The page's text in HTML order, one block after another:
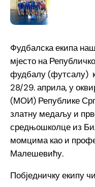
Фудбалска екипа
мјесто на
фудбалу (футсалу)
28/29. априла, у
(МОИ) Републике
златну медаљу и
средњошколце из
момцима као и
Малешевићу.
Побједничку екипу